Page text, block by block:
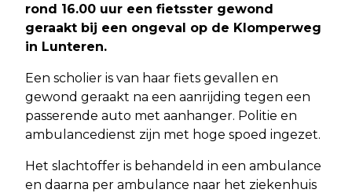
rond 16.00 uur een fietsster gewond
geraakt bij een ongeval op de Klomperweg
in Lunteren.
Een scholier is van haar fiets gevallen en
gewond geraakt na een aanrijding tegen een
passerende auto met aanhanger. Politie en
ambulancedienst zijn met hoge spoed ingezet.
Het slachtoffer is behandeld in een ambulance
en daarna per ambulance naar het ziekenhuis